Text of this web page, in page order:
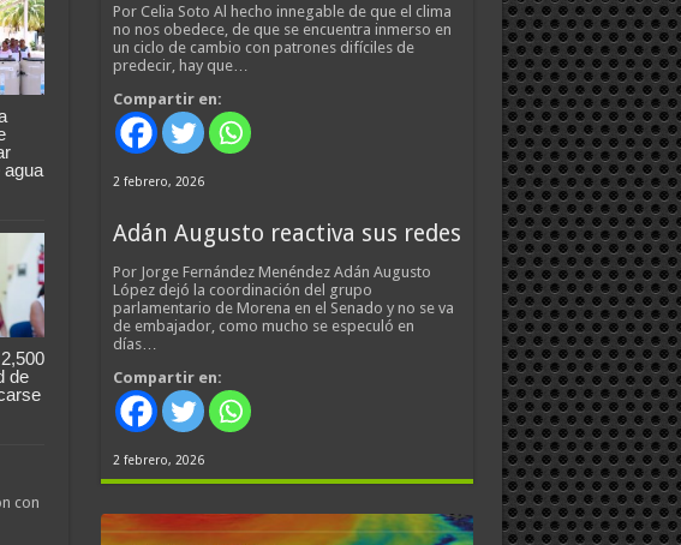
de
con
Por Celia Soto Al hecho innegable de que el clima
no nos obedece, de que se encuentra inmerso en
un ciclo de cambio con patrones difíciles de
predecir, hay que…
Compartir en:
2 febrero, 2026
Adán Augusto reactiva sus redes
Por Jorge Fernández Menéndez Adán Augusto
López dejó la coordinación del grupo
parlamentario de Morena en el Senado y no se va
de embajador, como mucho se especuló en
días…
Compartir en:
2 febrero, 2026